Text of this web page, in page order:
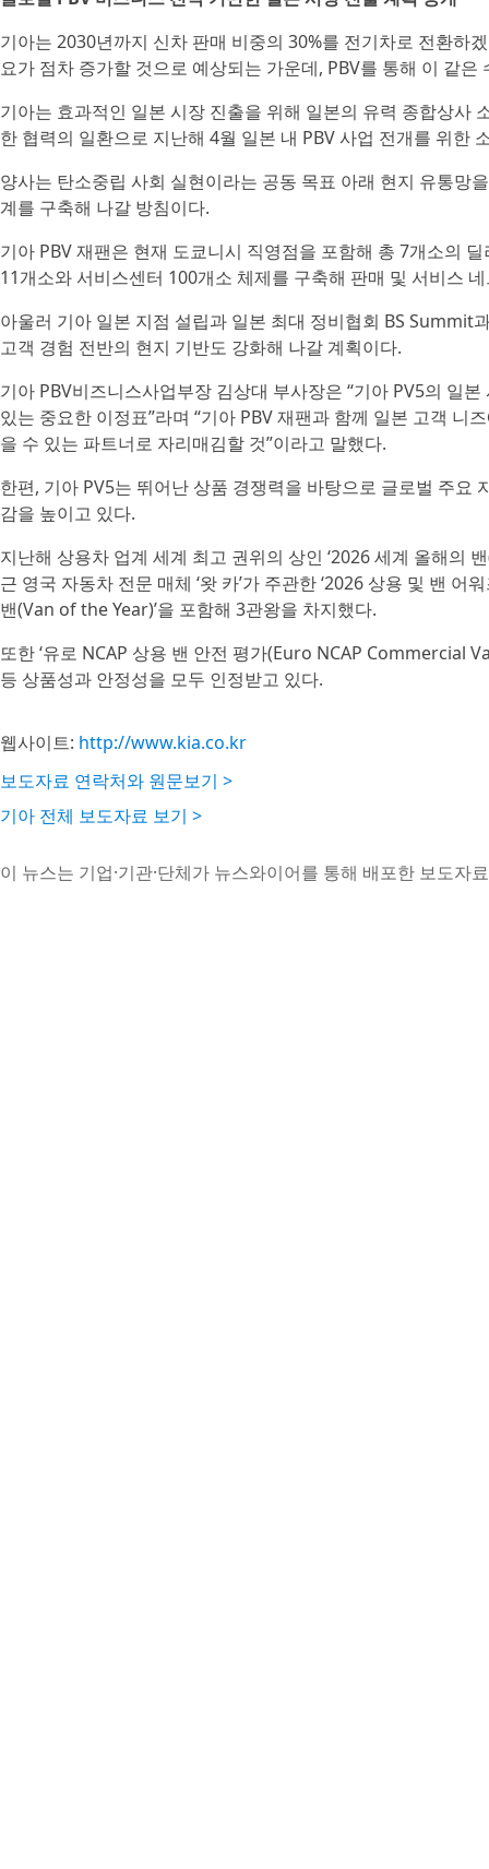
기아는 2030년까지 신차 판매 비중의 30%를 전기차로 전환하
요가 점차 증가할 것으로 예상되는 가운데, PBV를 통해 이 같
기아는 효과적인 일본 시장 진출을 위해 일본의 유력 종합상사
한 협력의 일환으로 지난해 4월 일본 내 PBV 사업 전개를 위한
양사는 탄소중립 사회 실현이라는 공동 목표 아래 현지 유통망
계를 구축해 나갈 방침이다.
기아 PBV 재팬은 현재 도쿄니시 직영점을 포함해 총 7개소의
11개소와 서비스센터 100개소 체제를 구축해 판매 및 서비스
아울러 기아 일본 지점 설립과 일본 최대 정비협회 BS Summit
고객 경험 전반의 현지 기반도 강화해 나갈 계획이다.
기아 PBV비즈니스사업부장 김상대 부사장은 “기아 PV5의 일
있는 중요한 이정표”라며 “기아 PBV 재팬과 함께 일본 고객
을 수 있는 파트너로 자리매김할 것”이라고 말했다.
한편, 기아 PV5는 뛰어난 상품 경쟁력을 바탕으로 글로벌 주
감을 높이고 있다.
지난해 상용차 업계 세계 최고 권위의 상인 ‘2026 세계 올해의
근 영국 자동차 전문 매체 ‘왓 카’가 주관한 ‘2026 상용 및 밴
밴(Van of the Year)’을 포함해 3관왕을 차지했다.
또한 ‘유로 NCAP 상용 밴 안전 평가(Euro NCAP
등 상품성과 안정성을 모두 인정받고 있다.
웹사이트: http://www.kia.co.kr
보도자료 연락처와 원문보기 >
기아 전체 보도자료 보기 >
이 뉴스는 기업·기관·단체가 뉴스와이어를 통해 배포한 보도자